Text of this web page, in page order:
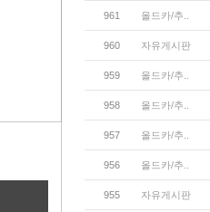
961 올드카/추..
960 자유게시판
959 올드카/추..
958 올드카/추..
957 올드카/추..
956 올드카/추..
955 자유게시판